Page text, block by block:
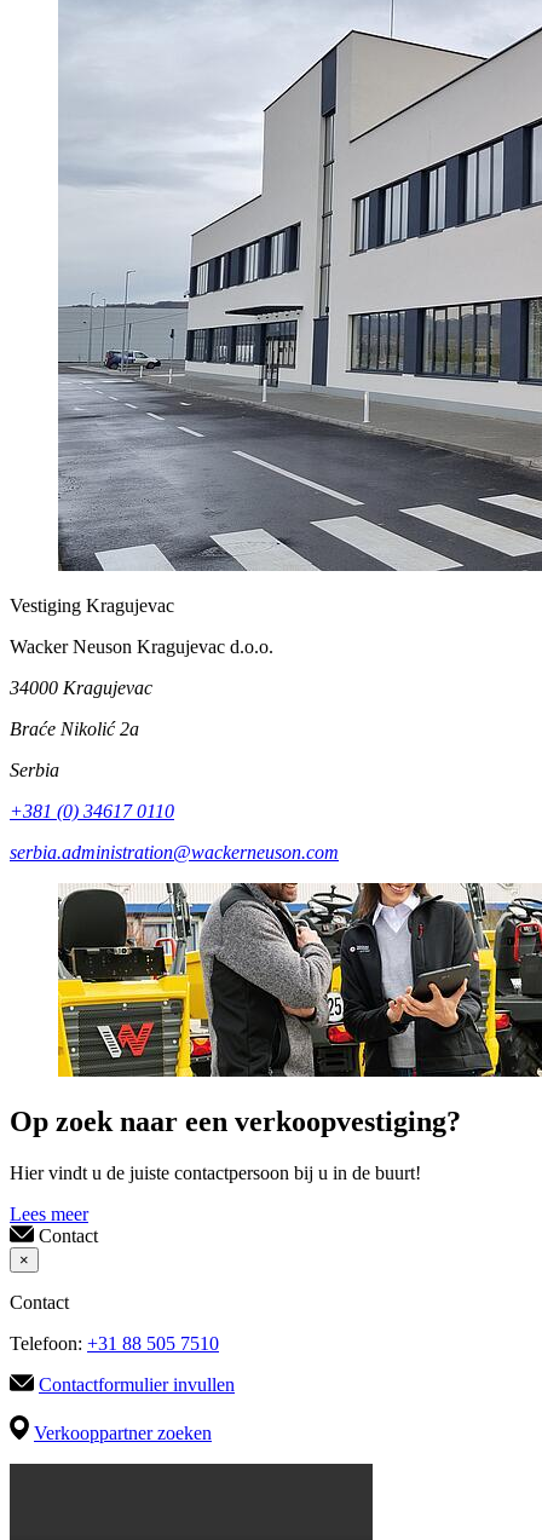
Vestiging Kragujevac
Wacker Neuson Kragujevac d.o.o.
34000 Kragujevac
Braće Nikolić 2a
Serbia
+381 (0) 34617 0110
serbia.administration@wackerneuson.com
Op zoek naar een verkoopvestiging?
Hier vindt u de juiste contactpersoon bij u in de buurt!
Lees meer
Contact
×
Contact
Telefoon: +31 88 505 7510
Contactformulier invullen
Verkooppartner zoeken